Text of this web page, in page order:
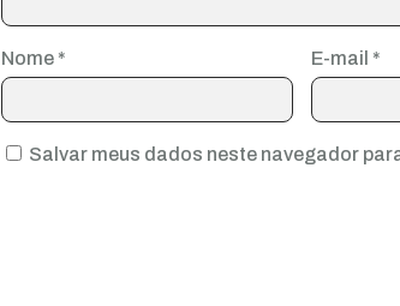
Nome * E-mail *
Salvar meus dados neste navegador